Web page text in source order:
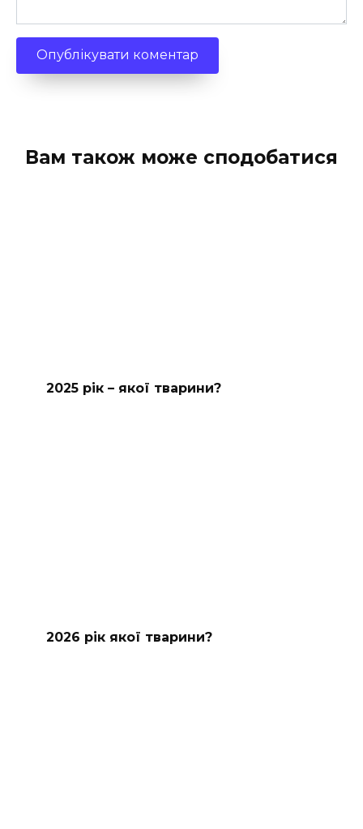
Вам також може сподобатися
2025 рік – якої тварини?
2026 рік якої тварини?